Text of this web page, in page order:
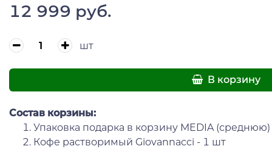
12 999 руб.
шт
В корзину
Состав корзины:
Упаковка подарка в корзину MEDIA
Кофе растворимый Giovannacci - 1 шт